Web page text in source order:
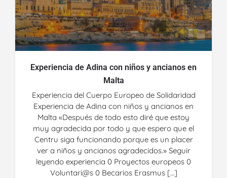
Experiencia de Adina con niños y ancianos en
Malta
Experiencia del Cuerpo Europeo de Solidaridad
Experiencia de Adina con niños y ancianos en
Malta «Después de todo esto diré que estoy
muy agradecida por todo y que espero que el
Centru siga funcionando porque es un placer
ver a niños y ancianos agradecidos.» Seguir
leyendo experiencia 0 Proyectos europeos 0
Voluntari@s 0 Becarios Erasmus […]